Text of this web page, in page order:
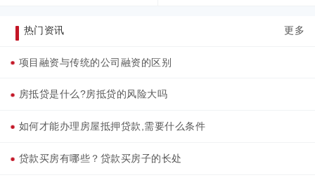
热门资讯 更多
项目融资与传统的公司融资的区别
房抵贷是什么?房抵贷的风险大吗
如何才能办理房屋抵押贷款,需要什么条件
贷款买房有哪些？贷款买房子的长处